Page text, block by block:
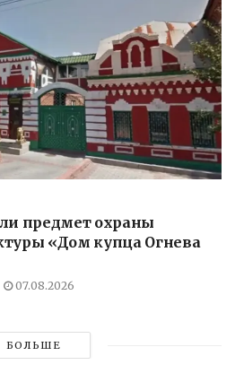
предмет охраны
«Дом купца Огнева
07.08.2026
БОЛЬШЕ